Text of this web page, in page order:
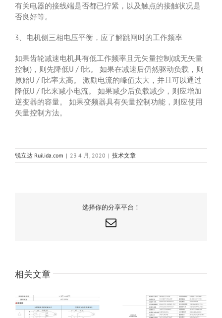
有关电器的接线端是否都已拧紧，以及触点的接触状况是
否良好等。
3、电机侧三相电压平衡，应了解跳闸时的工作频率
如果齿轮减速电机具有低工作频率且无矢量控制(或无矢量
控制)，则先降低U / f比。 如果在减速后仍然驱动负载，则
原始U / f比率太高。 激励电流的峰值太大，并且可以通过
降低U / f比来减小电流。 如果减少后负载减少，则应增加
逆变器的容量。 如果变频器具有矢量控制功能，则应使用
矢量控制方法。
锐立达 Ruilida.com | 23 4 月, 2020 | 技术文章
选择你的分享平台！
电
相关文章